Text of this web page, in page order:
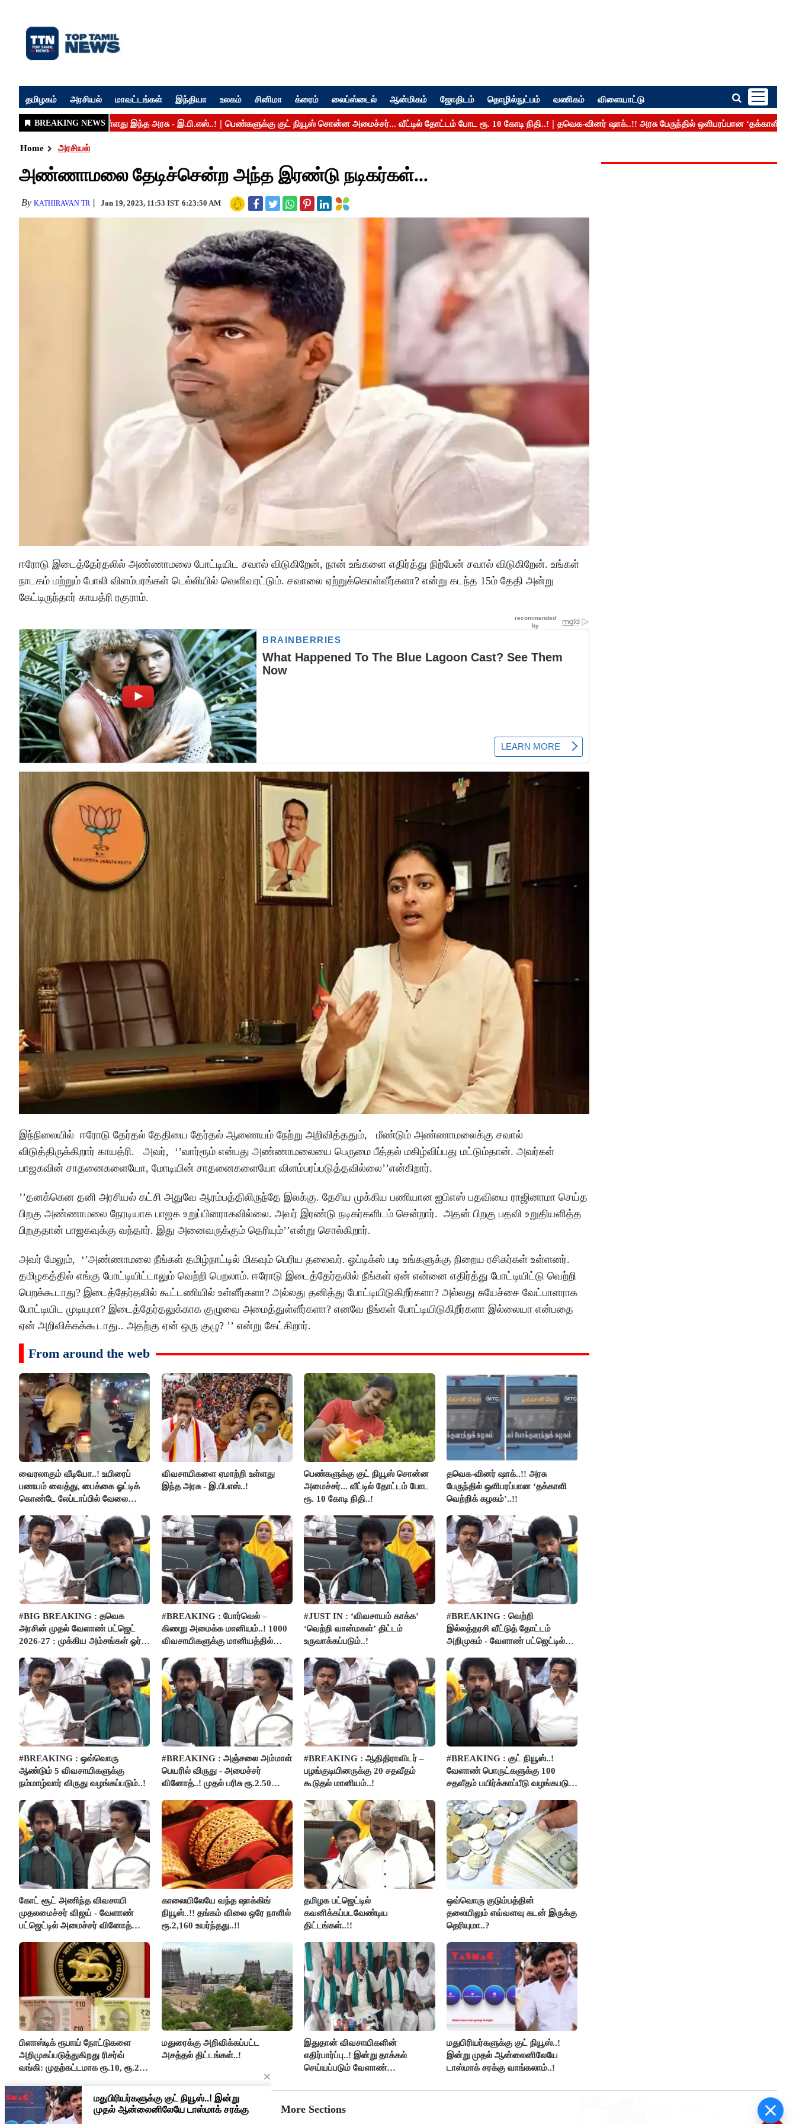
தமிழகம் அரசியல் மாவட்டங்கள் இந்தியா உலகம் சினிமா க்ரைம் லைப்ஸ்டைல் ஆன்மிகம் ஜோதிடம் தொழில்நுட்பம் வணிகம் விளையாட்டு
Home அரசியல்
அண்ணாமலை தேடிச்சென்ற அந்த இரண்டு நடிகர்கள்...
By KATHIRAVAN TR Jan 19, 2023, 11:53 IST 6:23:50 AM
ஈரோடு இடைத்தேர்தலில் அண்ணாமலை போட்டியிட சவால் விடுகிறேன், நான் உங்களை எதிர்த்து நிற்பேன் சவால் விடுகிறேன். உங்கள்
நாடகம் மற்றும் போலி விளம்பரங்கள் டெல்லியில் வெளிவரட்டும். சவாலை ஏற்றுக்கொள்வீர்களா? என்று கடந்த 15ம் தேதி அன்று
கேட்டிருந்தார் காயத்ரி ரகுராம்.
இந்நிலையில் ஈரோடு தேர்தல் தேதியை தேர்தல் ஆணையம் நேற்று அறிவித்ததும், மீண்டும் அண்ணாமலைக்கு சவால்
விடுத்திருக்கிறார் காயத்ரி. அவர், ‘’வார்ரூம் என்பது அண்ணாமலையை பெருமை பீத்தல் மகிழ்விப்பது மட்டும்தான். அவர்கள்
பாஜகவின் சாதனைகளையோ, மோடியின் சாதனைகளையோ விளம்பரப்படுத்தவில்லை’’என்கிறார்.
’’தனக்கென தனி அரசியல் கட்சி அதுவே ஆரம்பத்திலிருந்தே இலக்கு. தேசிய முக்கிய பணியான ஐபிஎஸ் பதவியை ராஜினாமா செய்த
பிறகு அண்ணாமலை நேரடியாக பாஜக உறுப்பினராகவில்லை. அவர் இரண்டு நடிகர்களிடம் சென்றார். அதன் பிறகு பதவி உறுதியளித்த
பிறகுதான் பாஜகவுக்கு வந்தார். இது அனைவருக்கும் தெரியும்’’என்று சொல்கிறார்.
அவர் மேலும், ‘’அண்ணாமலை நீங்கள் தமிழ்நாட்டில் மிகவும் பெரிய தலைவர். ஓப்டிக்ஸ் படி உங்களுக்கு நிறைய ரசிகர்கள் உள்ளனர்.
தமிழகத்தில் எங்கு போட்டியிட்டாலும் வெற்றி பெறலாம். ஈரோடு இடைத்தேர்தலில் நீங்கள் ஏன் என்னை எதிர்த்து போட்டியிட்டு வெற்றி
பெறக்கூடாது? இடைத்தேர்தலில் கூட்டணியில் உள்ளீர்களா? அல்லது தனித்து போட்டியிடுகிறீர்களா? அல்லது சுயேச்சை வேட்பாளராக
போட்டியிட முடியுமா? இடைத்தேர்தலுக்காக குழுவை அமைத்துள்ளீர்களா? எனவே நீங்கள் போட்டியிடுகிறீர்களா இல்லையா என்பதை
ஏன் அறிவிக்கக்கூடாது.. அதற்கு ஏன் ஒரு குழு? ’’ என்று கேட்கிறார்.
From around the web
வைரலாகும் வீடியோ..! உயிரைப்
பணயம் வைத்து, பைக்கை ஓட்டிக்
கொண்டே லேப்டாப்பில் வேலை
விவசாயிகளை ஏமாற்றி உள்ளது
இந்த அரசு - இ.பி.எஸ்..!
பெண்களுக்கு குட் நியூஸ் சொன்ன
அமைச்சர்... வீட்டில் தோட்டம் போட
ரூ. 10 கோடி நிதி..!
தவெக-வினர் ஷாக்..!! அரசு
பேருந்தில் ஒளிபரப்பான ‘தக்காளி
வெற்றிக் கழகம்’..!!
#BIG BREAKING : தவெக
அரசின் முதல் வேளாண் பட்ஜெட்
2026-27 : முக்கிய அம்சங்கள் ஓர்
#BREAKING : போர்வெல் –
கிணறு அமைக்க மானியம்..! 1000
விவசாயிகளுக்கு மானியத்தில்
#JUST IN : ‘விவசாயம் காக்க’
‘வெற்றி வான்மகள்’ திட்டம்
உருவாக்கப்படும்..!
#BREAKING : வெற்றி
இல்லத்தரசி வீட்டுத் தோட்டம்
அறிமுகம் - வேளாண் பட்ஜெட்டில்
#BREAKING : ஒவ்வொரு
ஆண்டும் 5 விவசாயிகளுக்கு
நம்மாழ்வார் விருது வழங்கப்படும்..!
#BREAKING : அஞ்சலை அம்மாள்
பெயரில் விருது - அமைச்சர்
வினோத்..! முதல் பரிசு ரூ.2.50
#BREAKING : ஆதிதிராவிடர் –
பழங்குடியினருக்கு 20 சதவீதம்
கூடுதல் மானியம்..!
#BREAKING : குட் நியூஸ்..!
வேளாண் பொருட்களுக்கு 100
சதவீதம் பயிர்க்காப்பீடு வழங்கபடும்
கோட் சூட் அணிந்த விவசாயி
முதலமைச்சர் விஜய் - வேளாண்
பட்ஜெட்டில் அமைச்சர் வினோத்
காலையிலேயே வந்த ஷாக்கிங்
நியூஸ்..!! தங்கம் விலை ஒரே நாளில்
ரூ.2,160 உயர்ந்தது..!!
தமிழக பட்ஜெட்டில்
கவனிக்கப்படவேண்டிய
திட்டங்கள்..!!
ஒவ்வொரு குடும்பத்தின்
தலையிலும் எவ்வளவு கடன் இருக்கு
தெரியுமா..?
பிளாஸ்டிக் ரூபாய் நோட்டுகளை
அறிமுகப்படுத்துகிறது ரிசர்வ்
வங்கி: முதற்கட்டமாக ரூ.10, ரூ.20
மதுரைக்கு அறிவிக்கப்பட்ட
அசத்தல் திட்டங்கள்..!
இதுதான் விவசாயிகளின்
எதிர்பார்ப்பு..! இன்று தாக்கல்
செய்யப்படும் வேளாண்
கோரிக்கை!
மதுபிரியர்களுக்கு குட் நியூஸ்..!
இன்று முதல் ஆன்லைனிலேயே
டாஸ்மாக் சரக்கு வாங்கலாம்..!
More Sections